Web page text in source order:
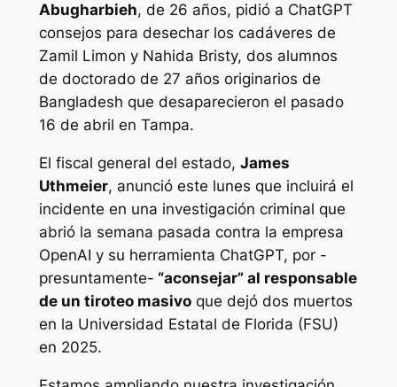
Abugharbieh, de 26 años, pidió a ChatGPT
consejos para desechar los cadáveres de
Zamil Limon y Nahida Bristy, dos alumnos
de doctorado de 27 años originarios de
Bangladesh que desaparecieron el pasado
16 de abril en Tampa.
El fiscal general del estado, James
Uthmeier, anunció este lunes que incluirá el
incidente en una investigación criminal que
abrió la semana pasada contra la empresa
OpenAI y su herramienta ChatGPT, por -
presuntamente- “aconsejar” al responsable
de un tiroteo masivoque dejó dos muertos
en la Universidad Estatal de Florida (FSU)
en 2025.